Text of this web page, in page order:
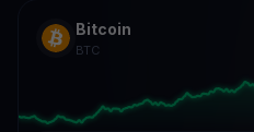
Bitcoin
BTC